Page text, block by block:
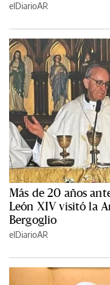
elDiarioAR
Más de 20 años
León XIV visitó la
Bergoglio
elDiarioAR